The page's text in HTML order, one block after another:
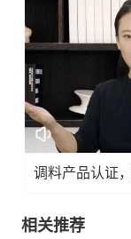
调料产品认证
相关推荐